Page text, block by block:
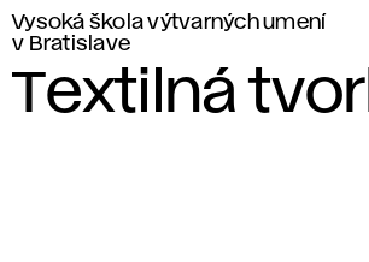
Vysoká škola výtvarných umení
v Bratislave
Textilná